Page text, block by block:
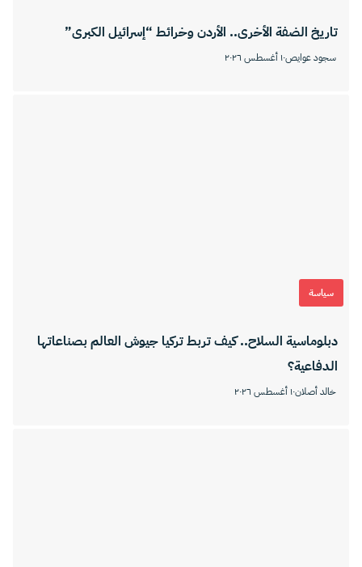
تاريخ الضفة الأخرى.. الأردن وخرائط “إسرائيل الكبرى”
سجود عوايص١٠ أغسطس ٢٠٢٦
سياسة
دبلوماسية السلاح.. كيف تربط تركيا جيوش العالم بصناعاتها
الدفاعية؟
خالد أصلان١٠ أغسطس ٢٠٢٦